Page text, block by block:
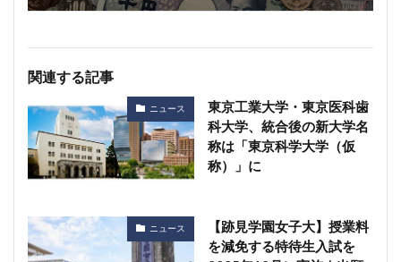
関連する記事
ニュース
東京工業大学・東京医科歯
科大学、統合後の新大学名
称は「東京科学大学（仮
称）」に
ニュース
【跡見学園女子大】授業料
を減免する特待生入試を